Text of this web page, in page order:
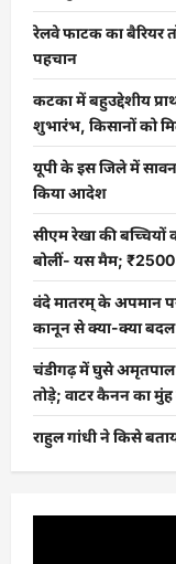
की
बारी
रेलवे फाटक का बैरियर
पहचान
कटका में बहुउद्देशीय
शुभारंभ, किसानों को
यूपी के इस जिले में
किया आदेश
सीएम रेखा की
बोलीं- यस मैम; ₹2500
वंदे मातरम् के अपमान
कानून से क्या-क्या बदल
चंडीगढ़ में घुसे अमृतपाल
तोड़े; वाटर कैनन का मुंह
राहुल गांधी ने किसे